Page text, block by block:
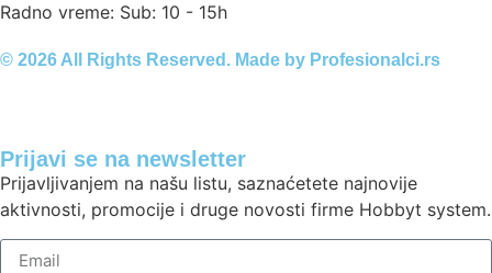
Radno vreme: Sub: 10 - 15h
© 2026 All Rights Reserved. Made by Profesionalci.rs
Prijavi se na newsletter
Prijavljivanjem na našu listu, saznaćetete najnovije
aktivnosti, promocije i druge novosti firme Hobbyt system.